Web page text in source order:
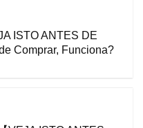
ISTO ANTES DE
Comprar, Funciona?